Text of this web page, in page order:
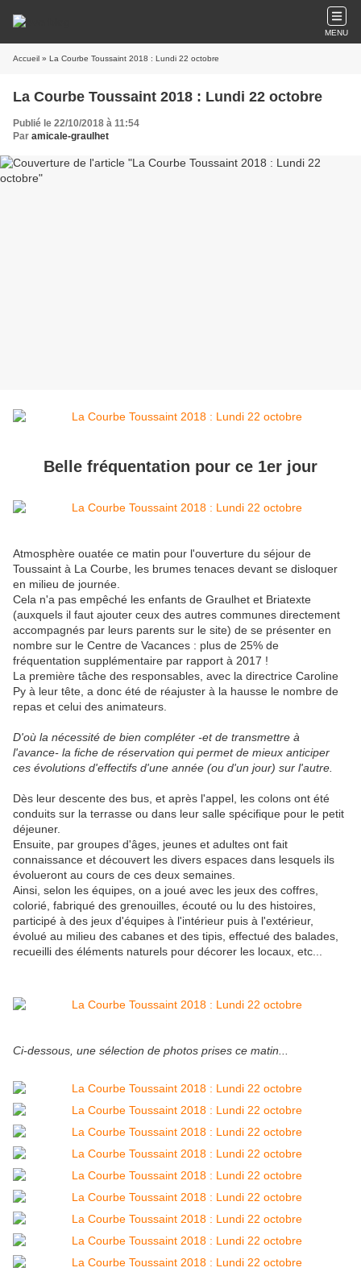
MENU
Accueil » La Courbe Toussaint 2018 : Lundi 22 octobre
La Courbe Toussaint 2018 : Lundi 22 octobre
Publié le 22/10/2018 à 11:54
Par amicale-graulhet
Belle fréquentation pour ce 1er jour
Atmosphère ouatée ce matin pour l'ouverture du séjour de
Toussaint à La Courbe, les brumes tenaces devant se disloquer
en milieu de journée.
Cela n'a pas empêché les enfants de Graulhet et Briatexte
(auxquels il faut ajouter ceux des autres communes directement
accompagnés par leurs parents sur le site) de se présenter en
nombre sur le Centre de Vacances : plus de 25% de
fréquentation supplémentaire par rapport à 2017 !
La première tâche des responsables, avec la directrice Caroline
Py à leur tête, a donc été de réajuster à la hausse le nombre de
repas et celui des animateurs.
D'où la nécessité de bien compléter -et de transmettre à
l'avance- la fiche de réservation qui permet de mieux anticiper
ces évolutions d'effectifs d'une année (ou d'un jour) sur l'autre.
Dès leur descente des bus, et après l'appel, les colons ont été
conduits sur la terrasse ou dans leur salle spécifique pour le petit
déjeuner.
Ensuite, par groupes d'âges, jeunes et adultes ont fait
connaissance et découvert les divers espaces dans lesquels ils
évolueront au cours de ces deux semaines.
Ainsi, selon les équipes, on a joué avec les jeux des coffres,
colorié, fabriqué des grenouilles, écouté ou lu des histoires,
participé à des jeux d'équipes à l'intérieur puis à l'extérieur,
évolué au milieu des cabanes et des tipis, effectué des balades,
recueilli des éléments naturels pour décorer les locaux, etc...
Ci-dessous, une sélection de photos prises ce matin...